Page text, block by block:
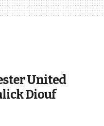
United
Diouf